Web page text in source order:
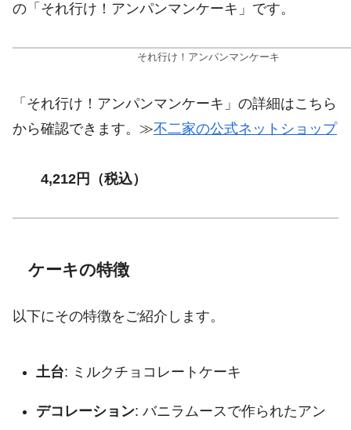
の「それ行け！アンパンマンケーキ」です。
それ行け！アンパンマンケーキ
「それ行け！アンパンマンケーキ」の詳細はこちら
から確認できます。≫不二家の公式ネットショップ
4,212円（税込）
ケーキの特徴
以下にその特徴をご紹介します。
土台: ミルクチョコレートケーキ
デコレーション: バニラムースで作られたアン